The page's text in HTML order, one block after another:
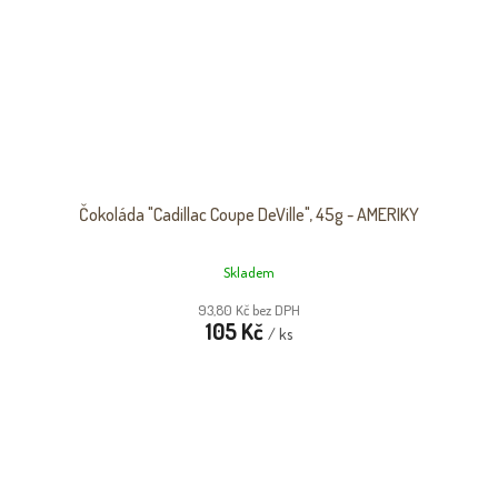
Čokoláda "Cadillac Coupe DeVille", 45g - AMERIKY
Skladem
93,80 Kč bez DPH
105 Kč / ks